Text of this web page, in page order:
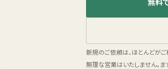
新規のご依頼は、ほとんどが
無理な営業はいたしません。